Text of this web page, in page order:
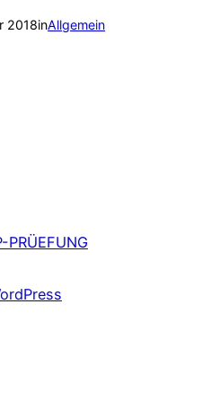
2018inAllgemein
PRÜEFUNG